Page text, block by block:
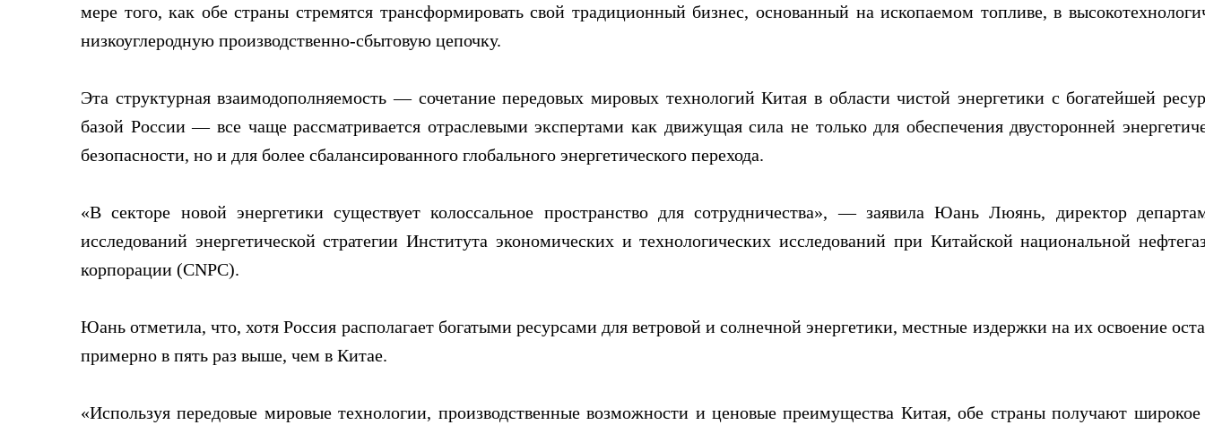
мере того, как обе страны стремятся трансформировать свой традиционный бизнес, основанный на ископаемом топливе, в
низкоуглеродную производственно-сбытовую цепочку.
Эта структурная взаимодополняемость — сочетание передовых мировых технологий Китая в области чистой энергетики с богатейшей
базой России — все чаще рассматривается отраслевыми экспертами как движущая сила не только для обеспечения двусторонней
безопасности, но и для более сбалансированного глобального энергетического перехода.
«В секторе новой энергетики существует колоссальное пространство для сотрудничества», — заявила Юань Люянь, директор
исследований энергетической стратегии Института экономических и технологических исследований при Китайской национальной
корпорации (CNPC).
Юань отметила, что, хотя Россия располагает богатыми ресурсами для ветровой и солнечной энергетики, местные издержки на их освоение
примерно в пять раз выше, чем в Китае.
«Используя передовые мировые технологии, производственные возможности и ценовые преимущества Китая, обе страны получают широкое